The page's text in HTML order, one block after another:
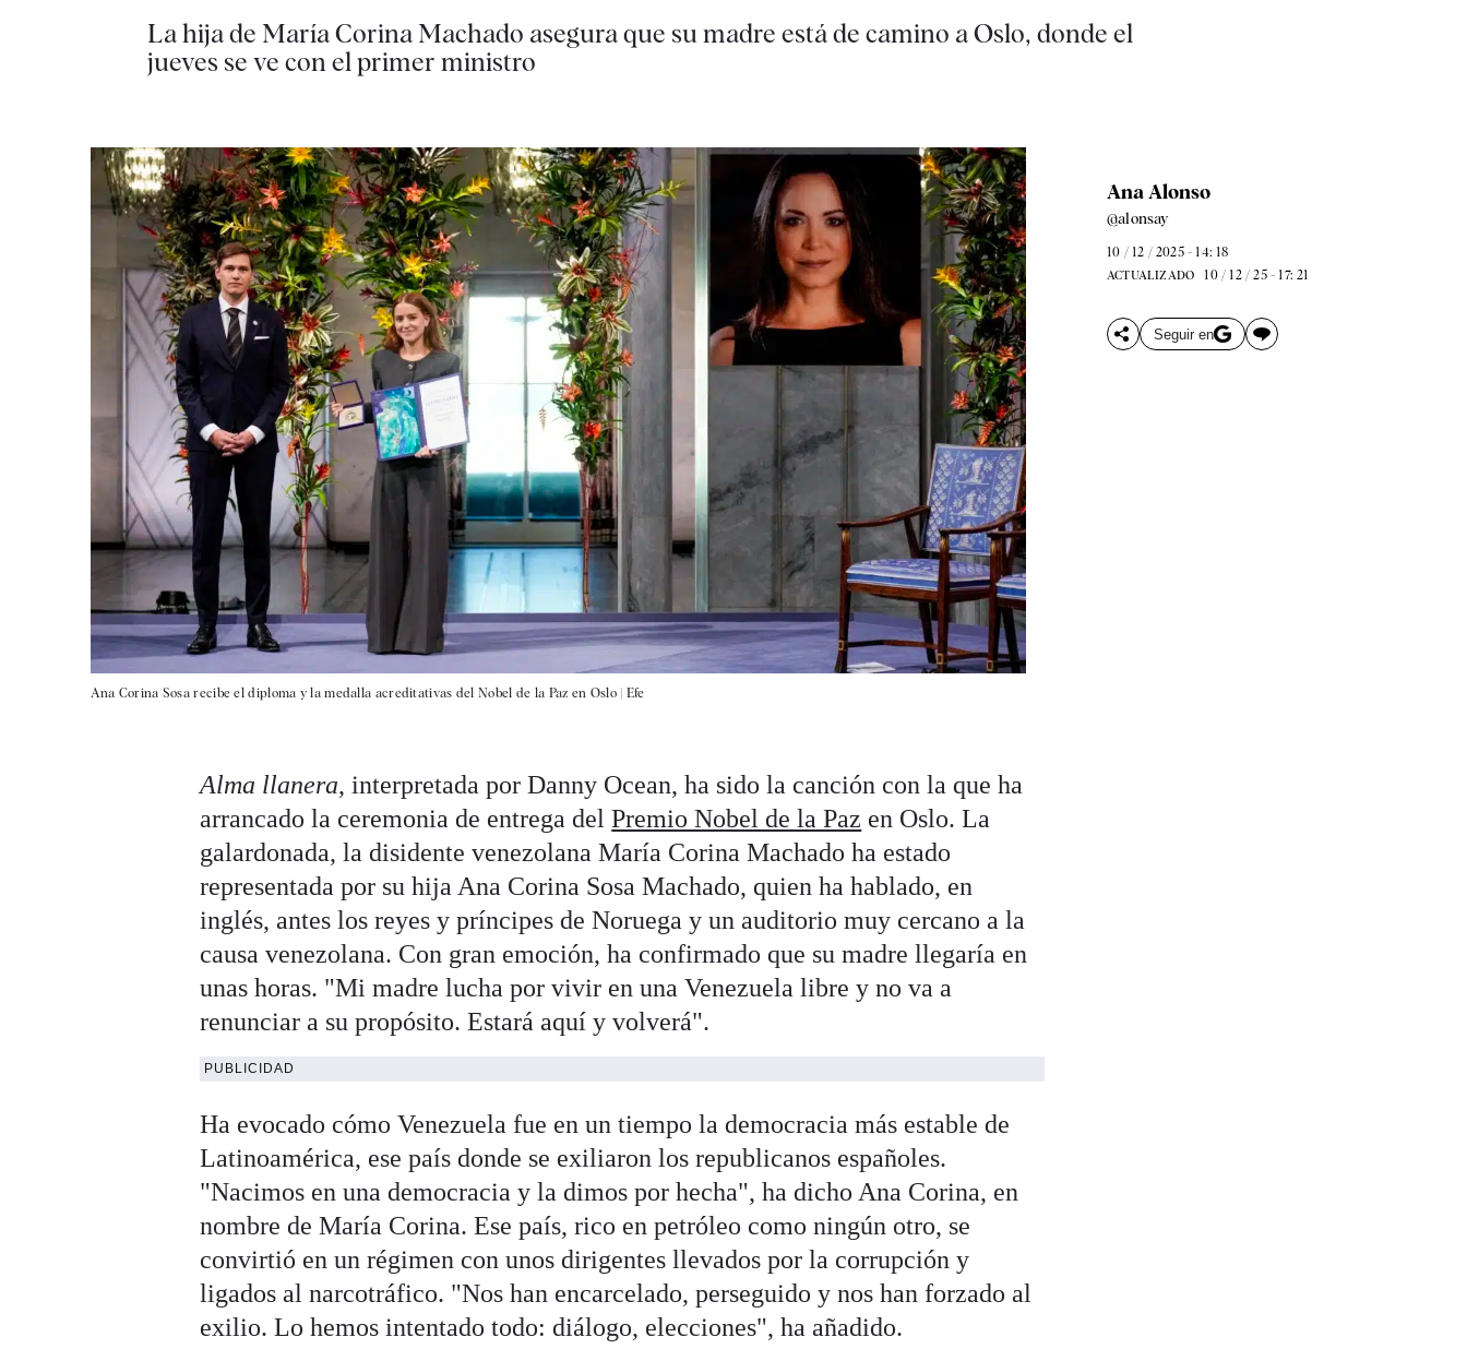
La hija de María Corina Machado asegura que su madre está de camino a Oslo, donde el
jueves se ve con el primer ministro
Ana Corina Sosa recibe el diploma y la medalla acreditativas del Nobel de la Paz en Oslo | Efe
Ana Alonso
@alonsay
10 / 12 / 2025 - 14: 18
ACTUALIZADO 10 / 12 / 25 - 17: 21
Seguir en
Alma llanera, interpretada por Danny Ocean, ha sido la canción con la que ha
arrancado la ceremonia de entrega delPremio Nobel de la Paz en Oslo. La
galardonada, la disidente venezolana María Corina Machado ha estado
representada por su hija Ana Corina Sosa Machado, quien ha hablado, en
inglés, antes los reyes y príncipes de Noruega y un auditorio muy cercano a la
causa venezolana. Con gran emoción, ha confirmado que su madre llegaría en
unas horas. "Mi madre lucha por vivir en una Venezuela libre y no va a
renunciar a su propósito. Estará aquí y volverá".
PUBLICIDAD
Ha evocado cómo Venezuela fue en un tiempo la democracia más estable de
Latinoamérica, ese país donde se exiliaron los republicanos españoles.
"Nacimos en una democracia y la dimos por hecha", ha dicho Ana Corina, en
nombre de María Corina. Ese país, rico en petróleo como ningún otro, se
convirtió en un régimen con unos dirigentes llevados por la corrupción y
ligados al narcotráfico. "Nos han encarcelado, perseguido y nos han forzado al
exilio. Lo hemos intentado todo: diálogo, elecciones", ha añadido.